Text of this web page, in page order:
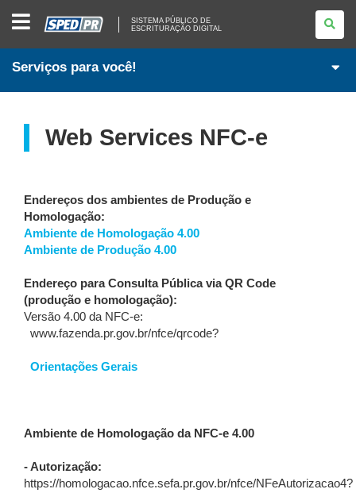
PÚBLICO
DE
ESCRITURAÇÃO
SISTEMA PÚBLICO DE
ESCRITURAÇÃO DIGITAL
Serviços para você!
Web Services NFC-e
Endereços dos ambientes de Produção e
Homologação:
Ambiente de Homologação 4.00
Ambiente de Produção 4.00
Endereço para Consulta Pública via QR Code
(produção e homologação):
Versão 4.00 da NFC-e:
www.fazenda.pr.gov.br/nfce/qrcode?
Orientações Gerais
Ambiente de Homologação da NFC-e 4.00
- Autorização:
https://homologacao.nfce.sefa.pr.gov.br/nfce/NFeAutorizacao4?